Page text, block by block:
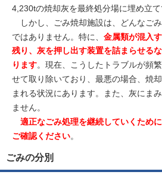
4,230tの焼却灰を最終処分場に埋め立て
しかし、ごみ焼却施設は、どんなご
ではありません。特に、 金属類が混入
残り、灰を押し出す装置を詰まらせる
ります。現在、こうしたトラブルが頻
せて取り除いており、最悪の場合、焼
まれる状況にあります。また、灰にま
ません。
適正なごみ処理を継続していくため
ご確認ください。
ごみの分別